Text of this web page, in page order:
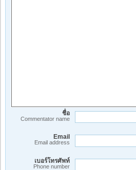
ชื่อ
Commentator name
Email
Email address
เบอร์โทรศัพท์
Phone number